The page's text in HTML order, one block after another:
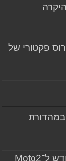
פקטורי של
במהדורת
טריומף מכריזה על מנוע חדש ל־Moto2